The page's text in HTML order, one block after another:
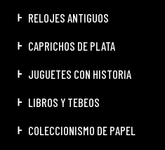
RELOJES ANTIGUOS
CAPRICHOS DE PLATA
JUGUETES CON HISTORIA
LIBROS Y TEBEOS
COLECCIONISMO DE PAPEL